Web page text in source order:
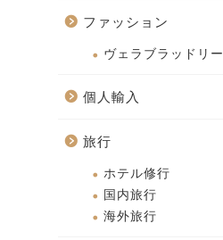
ファッション
ヴェラブラッドリー
個人輸入
旅行
ホテル修行
国内旅行
海外旅行